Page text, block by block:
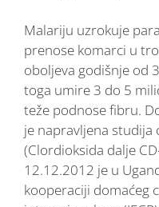
Malariju uzrokuje
prenose komarci u
oboljeva godišnje od
toga umire 3 do 5
teže podnose fibru.
je napravljena studija
(Clordioksida dalje
12.12.2012 je u
kooperaciji domaćeg